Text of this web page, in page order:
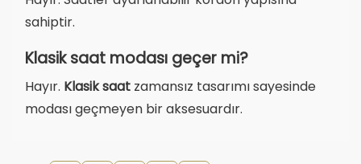
sahiptir.
Klasik saat modası geçer mi?
Hayır. Klasik saat zamansız tasarımı sayesinde
modası geçmeyen bir aksesuardır.